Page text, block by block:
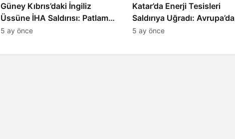
Güney Kıbrıs’daki İngiliz
Üssüne İHA Saldırısı: Patlama,
Sirenler ve Alarm Durumu
5 ay önce
Katar’da Enerji Tesisleri
Saldırıya Uğradı: Avrupa’da
Doğalgaz Fiyatlarında Sert
5 ay önce